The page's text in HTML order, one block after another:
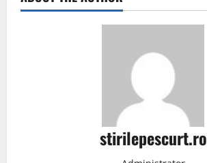
stirilepescurt.ro